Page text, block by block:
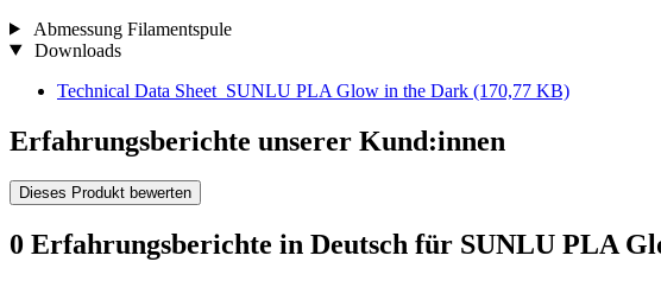
Abmessung Filamentspule
Downloads
Technical Data Sheet_SUNLU PLA Glow in the Dark (170,77 KB)
Erfahrungsberichte unserer Kund:innen
Dieses Produkt bewerten
0 Erfahrungsberichte in Deutsch für SUNLU PLA